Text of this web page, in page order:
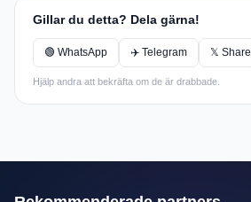
Gillar du detta? Dela gärna!
🟢 WhatsApp ✈️ Telegram 𝕏 Share
Hjälp andra att bekräfta om de är drabbade.